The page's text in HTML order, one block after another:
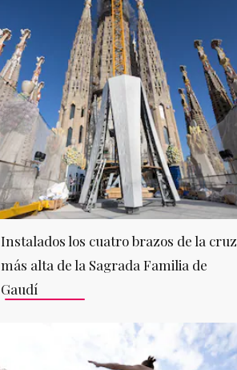
Instalados los cuatro brazos de la cruz
más alta de la Sagrada Familia de
Gaudí